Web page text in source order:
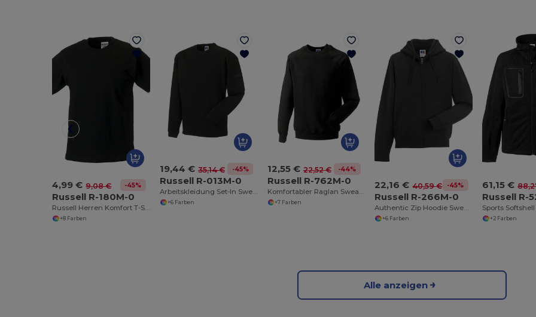
4,99 € 9,08 € -45%
Russell R-180M-0
Russell Herren Komfort T-Shirt aus 100% Baumwolle
+8 Farben
19,44 € 35,14 € -45%
Russell R-013M-0
Arbeitskleidung Set-In Sweatshirt
+6 Farben
12,55 € 22,52 € -44%
Russell R-762M-0
Komfortabler Raglan Sweatshirt aus Baumwollmischung
+7 Farben
22,16 € 40,59 € -45%
Russell R-266M-0
Authentic Zip Hoodie Sweatshirt
+6 Farben
61,15 €
Russell R-
Sports
+2 Farben
Alle anzeigen